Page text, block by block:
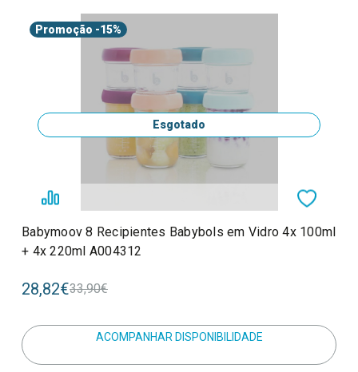
Promoção -15%
Esgotado
Babymoov 8 Recipientes Babybols em Vidro 4x 100ml
+ 4x 220ml A004312
28,82€33,90€
ACOMPANHAR DISPONIBILIDADE